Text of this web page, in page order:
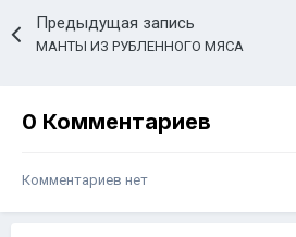
Предыдущая запись
МАНТЫ ИЗ РУБЛЕННОГО МЯСА
0 Комментариев
Комментариев нет